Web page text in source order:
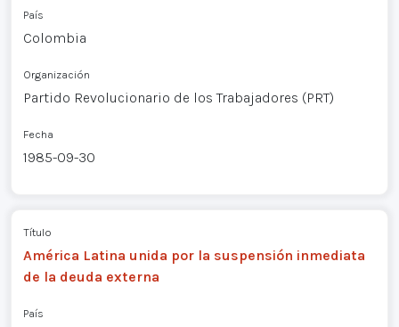
País
Colombia
Organización
Partido Revolucionario de los Trabajadores (PRT)
Fecha
1985-09-30
Título
América Latina unida por la suspensión inmediata
de la deuda externa
País